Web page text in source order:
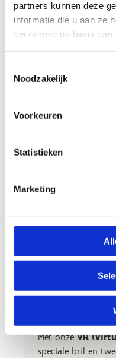
partners kunnen deze
informatie die u aan ze
verzameld op basis van
Noodzakelijk
Voorkeuren
Statistieken
Marketing
'normaal' gamen
toestel maar je
De exergaming is
Enkel voor
of andere
Met onzeVR
speciale bril en